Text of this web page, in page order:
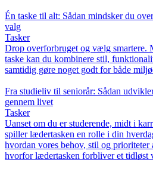
Én taske til alt: Sådan mindsker du
valg
Tasker
Drop overforbruget og vælg smartere.
taske kan du kombinere stil,
samtidig gøre noget godt for både
Fra studieliv til seniorår: Sådan
gennem livet
Tasker
Uanset om du er studerende, midt i
spiller lædertasken en rolle i din
hvordan vores behov, stil og
hvorfor lædertasken forbliver et tidløst